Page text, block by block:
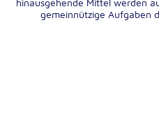
hinausgehende Mittel werden
gemeinnützige Aufgaben
Dieser Cookie